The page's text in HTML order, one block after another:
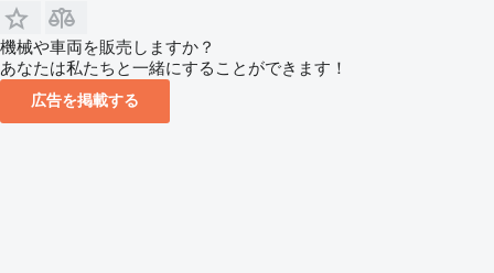
機械や車両を販売しますか？
あなたは私たちと一緒にすることができます！
広告を掲載する